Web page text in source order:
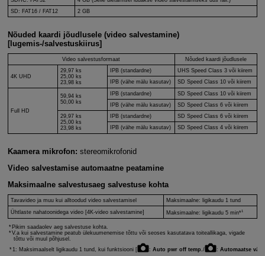
SD: FAT16 / FAT12
2 GB
Nõuded kaardi jõudlusele (video salvestamine)
[lugemis-/salvestuskiirus]
Video salvestusformaat Nõuded kaardi jõudlusele
4K UHD
29,97 ks
25,00 ks
23,98 ks
IPB (standardne)
UHS Speed Class 3 või kiirem
IPB (vähe mälu kasutav)
SD Speed Class 10 või kiirem
Full HD
59,94 ks
50,00 ks
IPB (standardne)
SD Speed Class 10 või kiirem
IPB (vähe mälu kasutav)
SD Speed Class 6 või kiirem
29,97 ks
25,00 ks
23,98 ks
IPB (standardne)
SD Speed Class 6 või kiirem
IPB (vähe mälu kasutav)
SD Speed Class 4 või kiirem
Kaamera mikrofon: stereomikrofonid
Video salvestamise automaatne peatamine
Maksimaalne salvestusaeg salvestuse kohta
Tavavideo ja muu kui alltoodud video salvestamisel
Maksimaalne: ligikaudu 1 tund
Ühtlaste nahatoonidega video [4K-video salvestamine]
Maksimaalne: ligikaudu 5 min*1
Pikim saadaolev aeg salvestuse kohta.
V.a kui salvestamine peatub ülekuumenemise tõttu või seoses kasutatava toiteallikaga, vigade
tõttu või muul põhjusel.
1: Maksimaalselt ligikaudu 1 tund, kui funktsiooni [
:Auto pwr off temp./ :Automaatse